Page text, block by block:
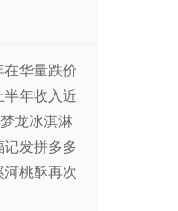
在华量跌价
半年收入近
龙冰淇淋
记发拼多多
河桃酥再次